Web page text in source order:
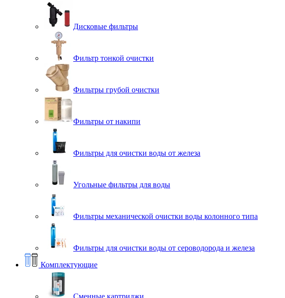
Дисковые фильтры
Фильтр тонкой очистки
Фильтры грубой очистки
Фильтры от накипи
Фильтры для очистки воды от железа
Угольные фильтры для воды
Фильтры механической очистки воды колонного типа
Фильтры для очистки воды от сероводорода и железа
Комплектующие
Сменные картриджи